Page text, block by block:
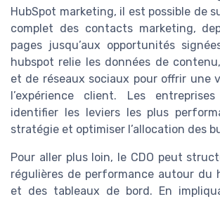
HubSpot marketing, il est possible de
complet des contacts marketing,
pages jusqu’aux opportunités
hubspot relie les données de
et de réseaux sociaux pour offrir une
l’expérience client. Les
identifier les leviers les plus
stratégie et optimiser l’allocation des
Pour aller plus loin, le CDO peut
régulières de performance autour du
et des tableaux de bord. En